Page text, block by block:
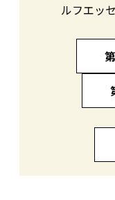
ルフエッ